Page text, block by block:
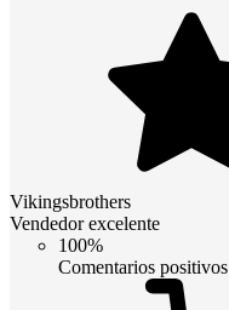
Vikingsbrothers
Vendedor excelente
100%
Comentarios positivos